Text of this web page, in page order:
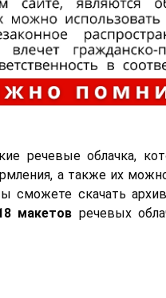
речевые облачка,
а также их
сможете скачать
макетов речевых